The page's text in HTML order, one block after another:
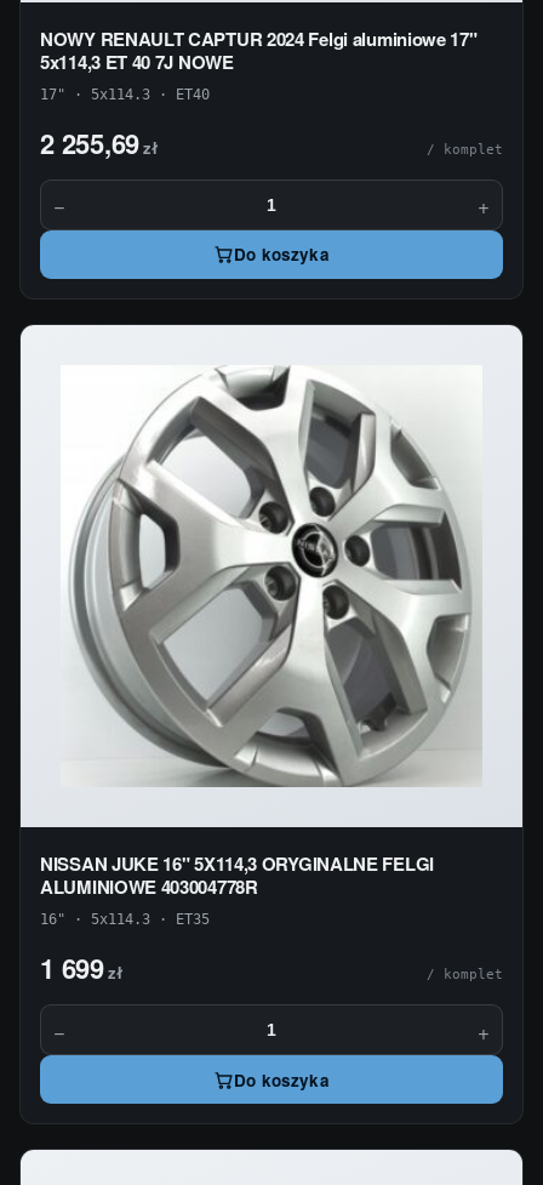
NOWY RENAULT CAPTUR 2024 Felgi aluminiowe 17"
5x114,3 ET 40 7J NOWE
17" · 5x114.3 · ET40
2 255,69zł / komplet
− +
Do koszyka
NISSAN JUKE 16" 5X114,3 ORYGINALNE FELGI
ALUMINIOWE 403004778R
16" · 5x114.3 · ET35
1 699zł / komplet
− +
Do koszyka